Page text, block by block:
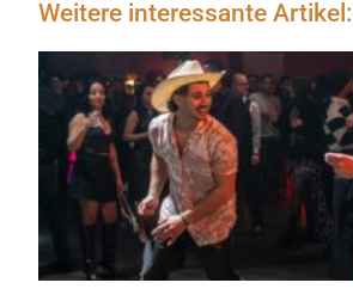
Weitere interessante Artikel: